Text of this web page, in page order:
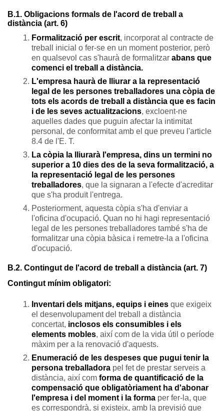
B.1. Obligacions formals de l'acord de treball a
distància (art. 6)
Formalització per escrit, incorporat al contracte de
treball inicial o fer-se en un moment posterior, però
en qualsevol cas s'haurà de formalitzar abans que
comenci el treball a distància.
L'empresa haurà de lliurar a la representació
legal de les persones treballadores una còpia de
tots els acords de treball a distància que es facin
i de les seves actualitzacions, excloent-ne
aquelles dades que puguin afectar la intimitat
personal, de conformitat amb el que preveu l'article
8.4 de l'E. T.
La còpia la lliurarà l'empresa, dins un termini no
superior a 10 dies des de la seva formalització, a
la representació legal de les persones
treballadores, que la signaran a l'efecte d'acreditar
que s'ha produït l'entrega.
Posteriorment, aquesta còpia s'ha d'enviar a
l'oficina d'ocupació. Quan no hi hagi representació
legal de les persones treballadores també s'ha de
formalitzar una còpia bàsica i remetre-la a l'oficina
d'ocupació.
B.2. Contingut de l'acord de treball a distància (art. 7)
Contingut mínim obligatori:
Inventari dels mitjans, equips i eines que exigeix
el desenvolupament del treball a distància
concertat, inclosos els consumibles i els
elements mobles, així com de la vida útil o període
màxim per a la renovació d'aquests.
Enumeració de les despeses que pugui tenir la
persona treballadora pel fet de prestar serveis a
distància, així com forma de quantificació de la
compensació que obligatòriament ha d'abonar
l'empresa i del moment i la forma per fer-la, que
es correspondrà, si existeix, amb la previsió que